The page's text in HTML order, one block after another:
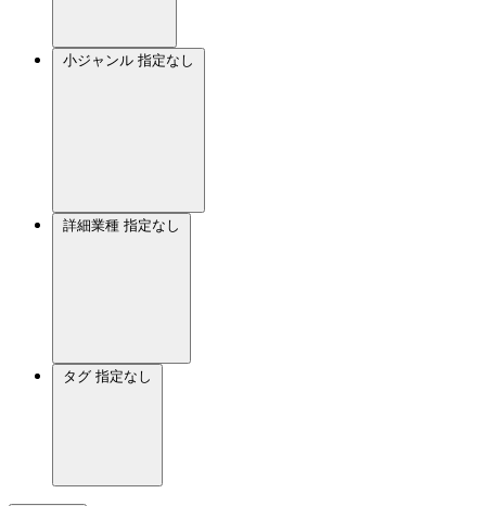
小ジャンル 指定なし
詳細業種 指定なし
タグ 指定なし